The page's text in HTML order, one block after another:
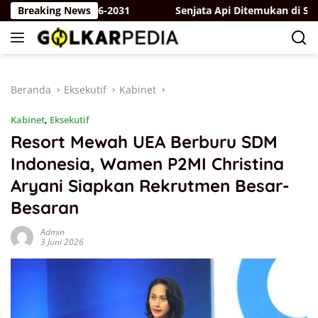
Langsung
ke
konten
Breaking News
2026-2031 Senjata Api Ditemukan di
Beranda Eksekutif Kabinet
Kabinet, Eksekutif
Resort Mewah UEA Berburu SDM
Indonesia, Wamen P2MI Christina
Aryani Siapkan Rekrutmen Besar-
Besaran
Admin
3 Juni 2026